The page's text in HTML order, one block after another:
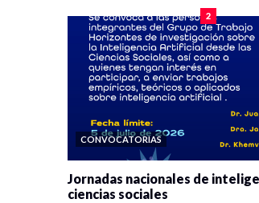
2
CONVOCATORIAS
Jornadas nacionales de
ciencias sociales